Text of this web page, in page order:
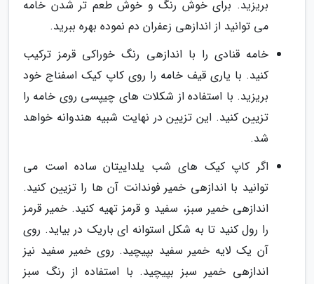
بریزید. برای خوش رنگ و خوش طعم تر شدن خامه
می توانید از اندازهی زعفران دم نموده بهره ببرید.
خامه قنادی را با اندازهی رنگ خوراکی قرمز ترکیب
کنید. با یاری قیف خامه را روی کاپ کیک اسفناج خود
بریزید. با استفاده از شکلات های چیپسی روی خامه را
تزیین کنید. این تزیین در نهایت شبیه هندوانه خواهد
شد.
اگر کاپ کیک های شب یلداییتان ساده است می
توانید با اندازهی خمیر فوندانت آن ها را تزیین کنید.
اندازهی خمیر سبز، سفید و قرمز تهیه کنید. خمیر قرمز
را رول کنید تا به شکل استوانه ای باریک در بیاید. روی
آن یک لایه خمیر سفید بپیچید. روی خمیر سفید نیز
اندازهی خمیر سبز بپیچید. با استفاده از رنگ سبز